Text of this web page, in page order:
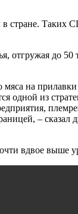
стране. Таких
до 50
на
одной из
–
вдвое выше